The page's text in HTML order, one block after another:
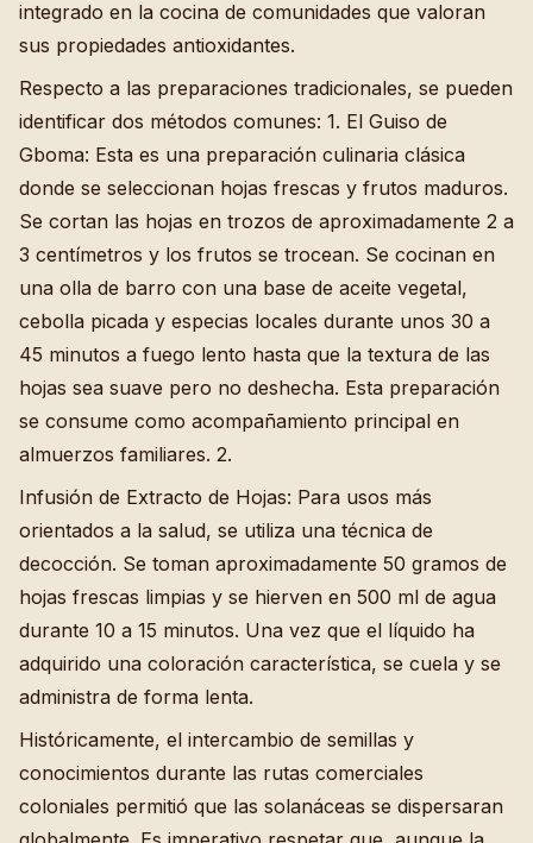
integrado en la cocina de comunidades que valoran
sus propiedades antioxidantes.
Respecto a las preparaciones tradicionales, se pueden
identificar dos métodos comunes: 1. El Guiso de
Gboma: Esta es una preparación culinaria clásica
donde se seleccionan hojas frescas y frutos maduros.
Se cortan las hojas en trozos de aproximadamente 2 a
3 centímetros y los frutos se trocean. Se cocinan en
una olla de barro con una base de aceite vegetal,
cebolla picada y especias locales durante unos 30 a
45 minutos a fuego lento hasta que la textura de las
hojas sea suave pero no deshecha. Esta preparación
se consume como acompañamiento principal en
almuerzos familiares. 2.
Infusión de Extracto de Hojas: Para usos más
orientados a la salud, se utiliza una técnica de
decocción. Se toman aproximadamente 50 gramos de
hojas frescas limpias y se hierven en 500 ml de agua
durante 10 a 15 minutos. Una vez que el líquido ha
adquirido una coloración característica, se cuela y se
administra de forma lenta.
Históricamente, el intercambio de semillas y
conocimientos durante las rutas comerciales
coloniales permitió que las solanáceas se dispersaran